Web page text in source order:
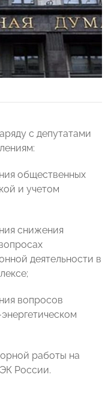
с депутатами
общественных
и учетом
снижения
деятельности в
вопросов
работы на
России.